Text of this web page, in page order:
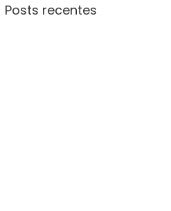
Posts recentes